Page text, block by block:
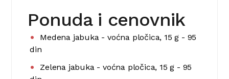
Ponuda i cenovnik
Medena jabuka - voćna pločica, 15 g - 95
din
Zelena jabuka - voćna pločica, 15 g - 95